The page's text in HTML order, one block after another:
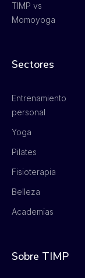
TIMP vs
Momoyoga
Sectores
Entrenamiento
personal
Yoga
Pilates
Fisioterapia
Belleza
Academias
Sobre TIMP